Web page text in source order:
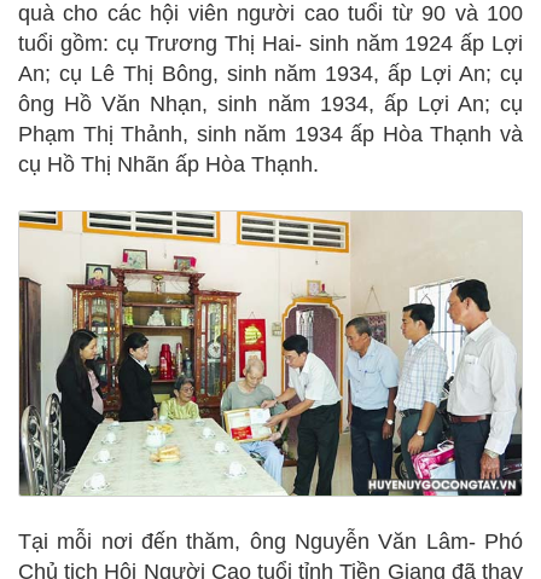
quà cho các hội viên người cao tuổi từ 90 và 100
tuổi gồm: cụ Trương Thị Hai- sinh năm 1924 ấp Lợi
An; cụ Lê Thị Bông, sinh năm 1934, ấp Lợi An; cụ
ông Hồ Văn Nhạn, sinh năm 1934, ấp Lợi An; cụ
Phạm Thị Thảnh, sinh năm 1934 ấp Hòa Thạnh và
cụ Hồ Thị Nhãn ấp Hòa Thạnh.
Tại mỗi nơi đến thăm, ông Nguyễn Văn Lâm- Phó
Chủ tịch Hội Người Cao tuổi tỉnh Tiền Giang đã thay